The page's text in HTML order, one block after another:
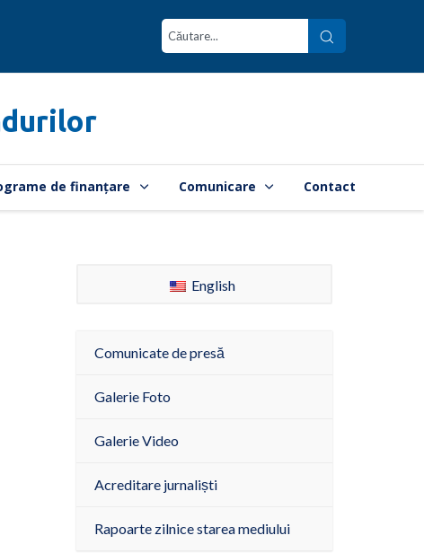
de finanțare Comunicare Contact
English
Comunicate de presă
Galerie Foto
Galerie Video
Acreditare jurnaliști
Rapoarte zilnice starea mediului